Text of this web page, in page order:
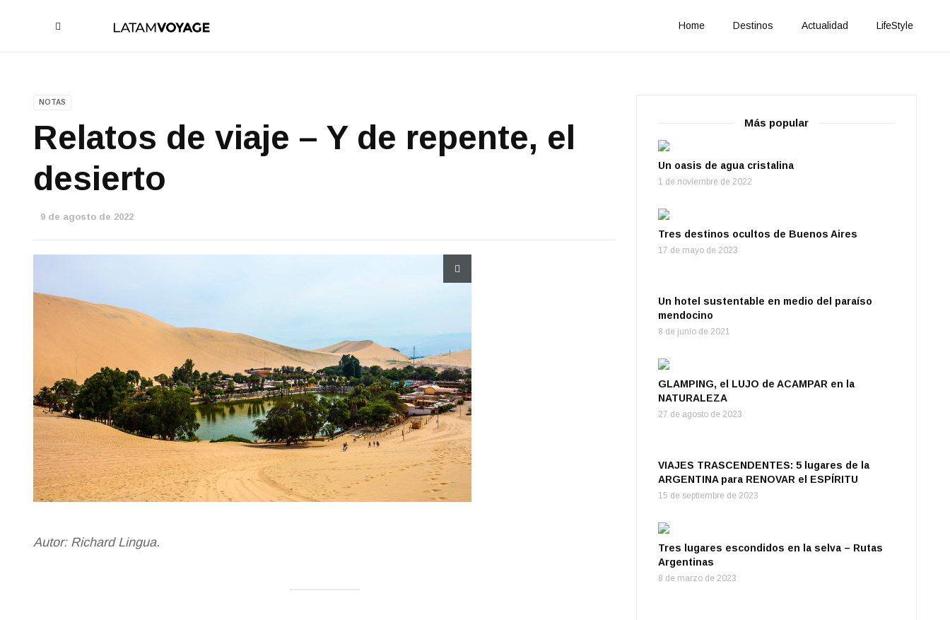
Home Destinos Actualidad LifeStyle
NOTAS
Relatos de viaje – Y de repente, el
desierto
9 de agosto de 2022
Autor: Richard Lingua.
Más popular
Un oasis de agua cristalina
1 de noviembre de 2022
Tres destinos ocultos de Buenos Aires
17 de mayo de 2023
Un hotel sustentable en medio del paraíso
mendocino
8 de junio de 2021
GLAMPING, el LUJO de ACAMPAR en la
NATURALEZA
27 de agosto de 2023
VIAJES TRASCENDENTES: 5 lugares de la
ARGENTINA para RENOVAR el ESPÍRITU
15 de septiembre de 2023
Tres lugares escondidos en la selva – Rutas
Argentinas
8 de marzo de 2023